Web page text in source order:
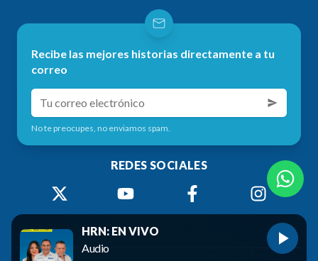
Recibe las mejores historias directamente a tu
correo
No te preocupes, no enviamos spam.
REDES SOCIALES
HRN: EN VIVO
Audio